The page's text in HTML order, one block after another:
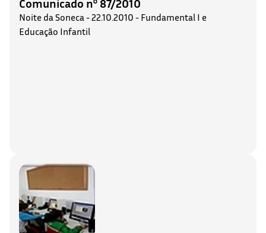
Comunicado nº 87/2010
Noite da Soneca - 22.10.2010 - Fundamental I e
Educação Infantil